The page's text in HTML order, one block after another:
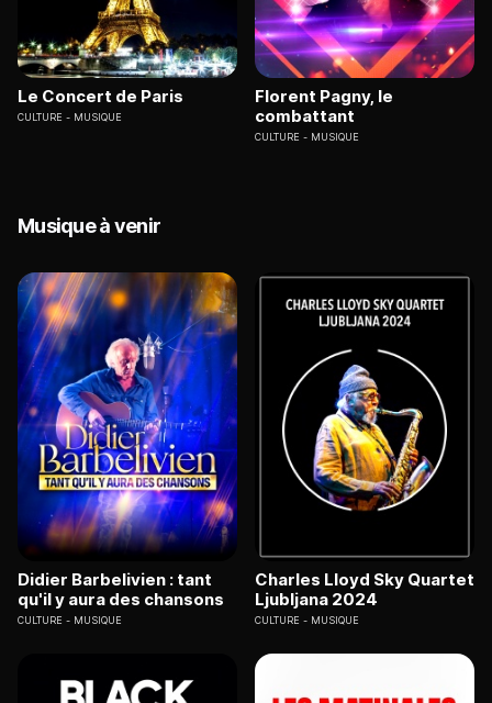
Le Concert de Paris
CULTURE MUSIQUE
Florent Pagny, le
combattant
CULTURE MUSIQUE
Musique à venir
Didier Barbelivien : tant
qu'il y aura des chansons
CULTURE MUSIQUE
Charles Lloyd Sky Quartet
Ljubljana 2024
CULTURE MUSIQUE